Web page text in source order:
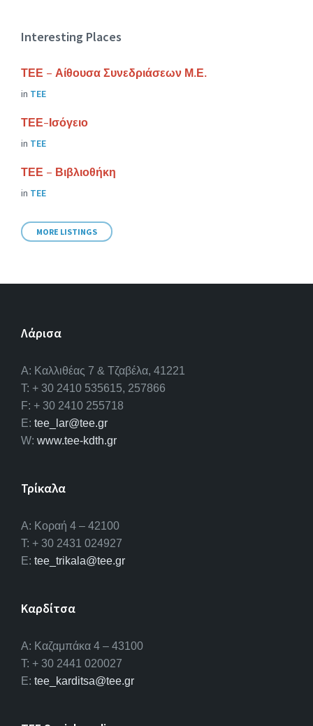
Interesting Places
ΤΕΕ – Αίθουσα Συνεδριάσεων Μ.Ε.
in ΤΕΕ
ΤΕΕ-Ισόγειο
in ΤΕΕ
ΤΕΕ – Βιβλιοθήκη
in ΤΕΕ
MORE LISTINGS
Λάρισα
A: Καλλιθέας 7 & Τζαβέλα, 41221
T: + 30 2410 535615, 257866
F: + 30 2410 255718
E: tee_lar@tee.gr
W: www.tee-kdth.gr
Τρίκαλα
Α: Κοραή 4 – 42100
T: + 30 2431 024927
E: tee_trikala@tee.gr
Καρδίτσα
Α: Καζαμπάκα 4 – 43100
T: + 30 2441 020027
E: tee_karditsa@tee.gr